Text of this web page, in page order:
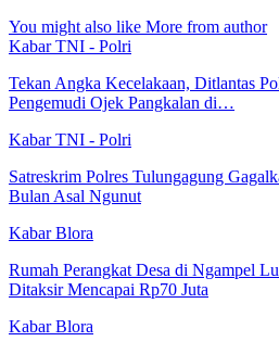
You might also like More from author
Kabar TNI - Polri
Tekan Angka Kecelakaan, Ditlantas
Pengemudi Ojek Pangkalan di…
Kabar TNI - Polri
Satreskrim Polres Tulungagung
Bulan Asal Ngunut
Kabar Blora
Rumah Perangkat Desa di Ngampel
Ditaksir Mencapai Rp70 Juta
Kabar Blora